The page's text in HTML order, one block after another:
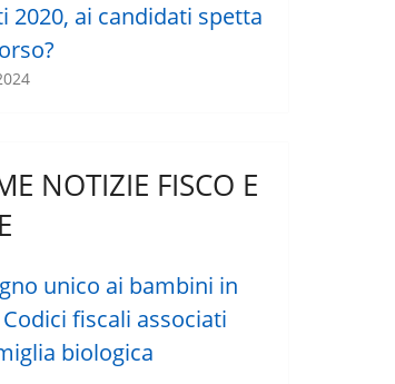
2020, ai candidati spetta
NOTIZIE FISCO E